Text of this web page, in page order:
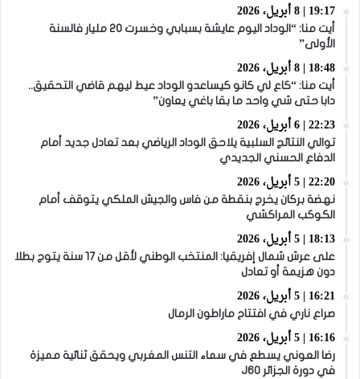
19:17 | 8 أبريل، 2026
أيت منا: “الوداد اليوم عايشة بسبابي وخسرت 20 مليار فالسنة
الأولى”
18:48 | 8 أبريل، 2026
أيت منا: “كاع لي كانو كيساعدو الوداد عيط ليهم قاضي التحقيق..
دابا حتى شي واحد ما بقا باغي يعاون”
22:23 | 6 أبريل، 2026
توالي النتائج السلبية يلاحق الوداد الرياضي بعد تعادل جديد أمام
الدفاع الحسني الجديدي
22:20 | 5 أبريل، 2026
نهضة بركان يخرج بنقطة من فاس والجيش الملكي يتوقف أمام
الكوكب المراكشي
18:13 | 5 أبريل، 2026
على عرش شمال إفريقيا: المنتخب الوطني لأقل من 17 سنة يتوج بطلا
دون هزيمة أو تعادل
16:21 | 5 أبريل، 2026
صراع ناري في افتتاح ماراطون الرمال
16:16 | 5 أبريل، 2026
رضا العوني يسطع في سماء التنس المغربي ويحقق ثنائية مميزة
في دورة الجزائر J60